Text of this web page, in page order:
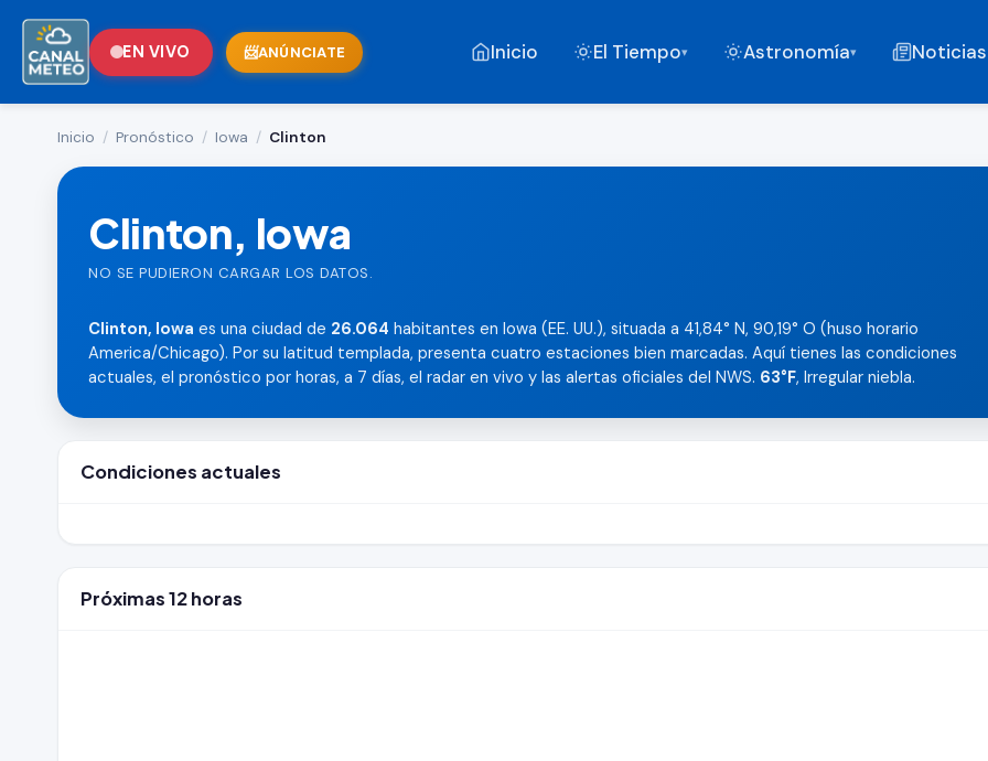
EN VIVO ANÚNCIATE Inicio El Tiempo▾ Astronomía▾ Noticias
Inicio / Pronóstico / Iowa / Clinton
Clinton, Iowa
NO SE PUDIERON CARGAR LOS DATOS.
Clinton, Iowa es una ciudad de 26.064 habitantes en Iowa (EE. UU.), situada a 41,84° N, 90,19° O (huso horario
America/Chicago). Por su latitud templada, presenta cuatro estaciones bien marcadas. Aquí tienes las condiciones
actuales, el pronóstico por horas, a 7 días, el radar en vivo y las alertas oficiales del NWS. 63°F, Irregular niebla.
Condiciones actuales
Próximas 12 horas